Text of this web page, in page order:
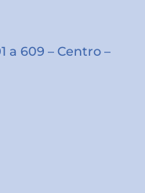
a 609 – Centro –